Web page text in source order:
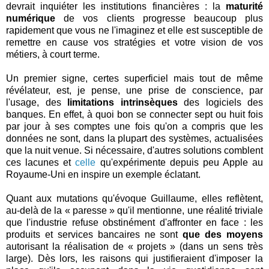
devrait inquiéter les institutions financières : la maturité
numérique de vos clients progresse beaucoup plus
rapidement que vous ne l'imaginez et elle est susceptible de
remettre en cause vos stratégies et votre vision de vos
métiers, à court terme.
Un premier signe, certes superficiel mais tout de même
révélateur, est, je pense, une prise de conscience, par
l'usage, des
limitations intrinsèquesdes logiciels des
banques. En effet, à quoi bon se connecter sept ou huit fois
par jour à ses comptes une fois qu'on a compris que les
données ne sont, dans la plupart des systèmes, actualisées
que la nuit venue. Si nécessaire, d'autres solutions comblent
ces lacunes etcelle qu'expérimente depuis peu Apple au
Royaume-Uni en inspire un exemple éclatant.
Quant aux mutations qu'évoque Guillaume, elles reflètent,
au-delà de la « paresse » qu'il mentionne, une réalité triviale
que l'industrie refuse obstinément d'affronter en face : les
produits et services bancaires ne sontque des moyens
autorisant la réalisation de « projets » (dans un sens très
large). Dès lors, les raisons qui justifieraient d'imposer la